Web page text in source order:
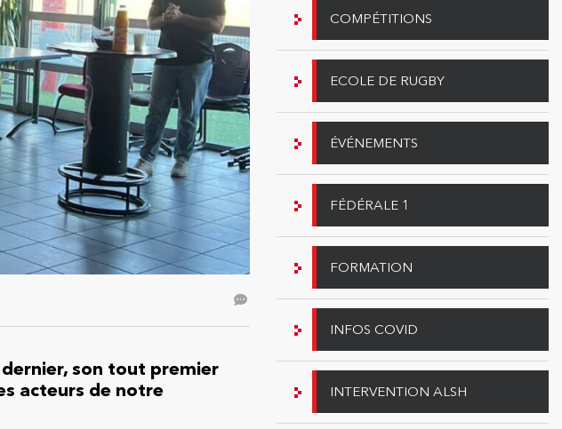
dernier, son tout premier
acteurs de notre
COMPÉTITIONS
ECOLE DE RUGBY
ÉVÉNEMENTS
FÉDÉRALE 1
FORMATION
INFOS COVID
INTERVENTION ALSH